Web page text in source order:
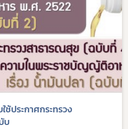
ช้ประกาศกระทรวง
บ